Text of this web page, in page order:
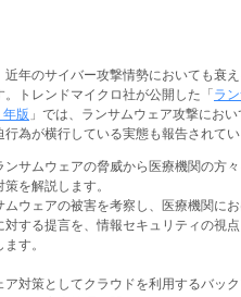
近年のサイバー攻撃情勢においても衰
。トレンドマイクロ社が公開した「ラ
年版 」では、ランサムウェア攻撃にお
為が横行している実態も報告されてい
ンサムウェアの脅威から医療機関の方
を解説します。
ムウェアの被害を考察し、医療機関に
対する提言を、情報セキュリティの視
す。
ア対策としてクラウドを利用するバッ